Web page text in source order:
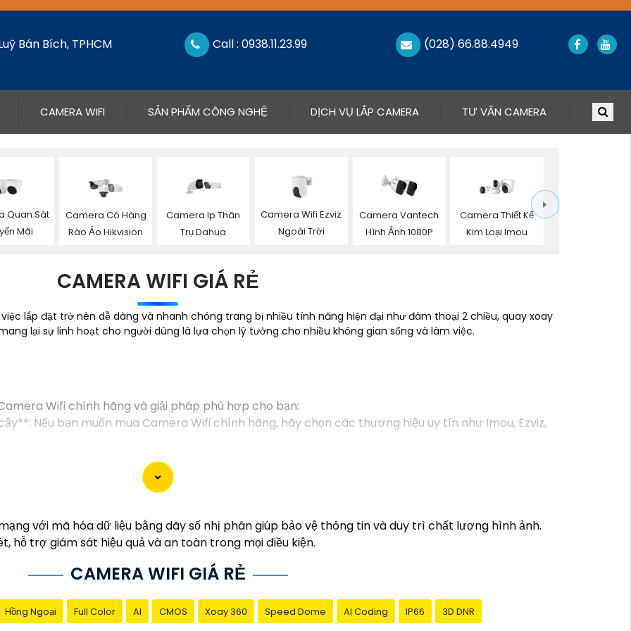
Bán Bích, TPHCM Call : 0938.11.23.99 (028) 66.88.4949
CAMERA WIFI SẢN PHẨM CÔNG NGHỆ DỊCH VỤ LẮP CAMERA TƯ VẤN CAMERA
Quan Sát
Mãi
Camera Có Hàng
Rào Ảo Hikvision
Camera Ip Thân
Trụ Dahua
Camera Wifi Ezviz
Ngoài Trời
Camera Vantech
Hình Ảnh 1080P
Camera Thiết Kế
Kim Loại Imou
CAMERA WIFI GIÁ RẺ
lắp đặt trở nên dễ dàng và nhanh chóng trang bị nhiều tính năng hiện đại như đàm thoại 2 chiều, quay xoay
lại sự linh hoạt cho người dùng là lựa chọn lý tưởng cho nhiều không gian sống và làm việc.
Wifi chính hãng và giải pháp phù hợp cho bạn:
Nếu bạn muốn mua Camera Wifi chính hãng, hãy chọn các thương hiệu uy tín như Imou, Ezviz,
có khả năng theo dõi từ xa thông qua ứng dụng di động, để bạn có thể theo dõi nhà cửa mọi lúc
trữ video đám mây hoặc trên thẻ nhớ để bạn có thể xem lại khi cần.
với mã hóa dữ liệu bằng dãy số nhị phân giúp bảo vệ thông tin và duy trì chất lượng hình ảnh.
hỗ trợ giám sát hiệu quả và an toàn trong mọi điều kiện.
CAMERA WIFI GIÁ RẺ
Hồng Ngoại Full Color AI CMOS Xoay 360 Speed Dome AI Coding IP66 3D DNR